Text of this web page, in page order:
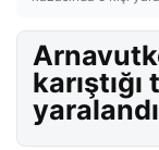
yaralandı